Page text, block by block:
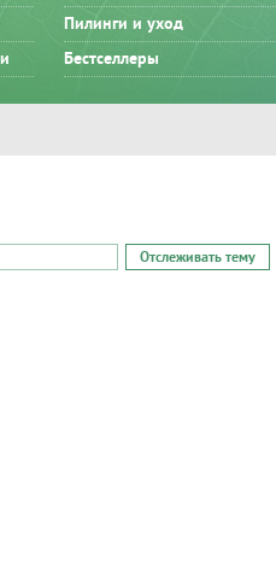
Пилинги и уход
Бестселлеры
Отслеживать тему